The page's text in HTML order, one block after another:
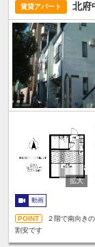
賃貸アパート 北府
動画
２階で南向き
割安です